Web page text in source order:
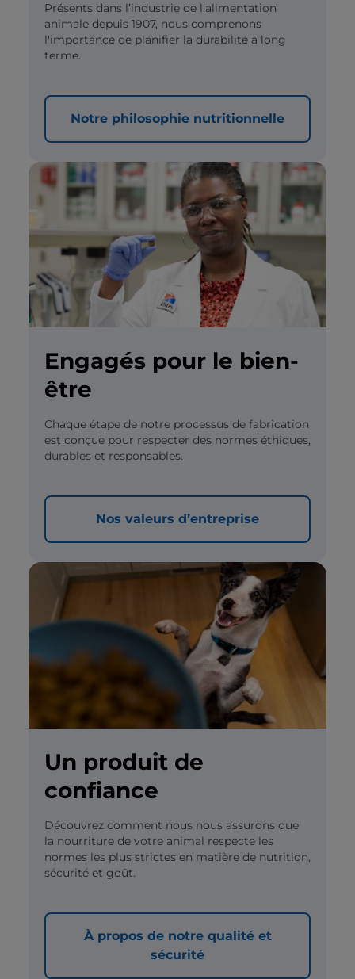
Présents dans l’industrie de l'alimentation
animale depuis 1907, nous comprenons
l'importance de planifier la durabilité à long
terme.
Notre philosophie nutritionnelle
Engagés pour le bien-
être
Chaque étape de notre processus de fabrication
est conçue pour respecter des normes éthiques,
durables et responsables.
Nos valeurs d’entreprise
Un produit de
confiance
Découvrez comment nous nous assurons que
la nourriture de votre animal respecte les
normes les plus strictes en matière de nutrition,
sécurité et goût.
À propos de notre qualité et
sécurité